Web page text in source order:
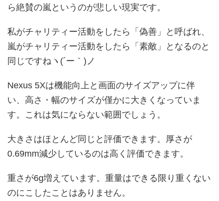
ら絶賛の嵐というのが悲しい現実です。
私がチャリティー活動をしたら「偽善」と呼ばれ、
嵐がチャリティー活動をしたら「素敵」となるのと
同じですねヽ(´ー｀)ノ
Nexus 5Xは機能向上と画面のサイズアップに伴
い、高さ・幅のサイズが僅かに大きくなっていま
す。これは気にならない範囲でしょう。
大きさはほとんど同じと評価できます。厚さが
0.69mm減少しているのは高く評価できます。
重さが6g増えています。重量はできる限り重くない
のにこしたことはありません。